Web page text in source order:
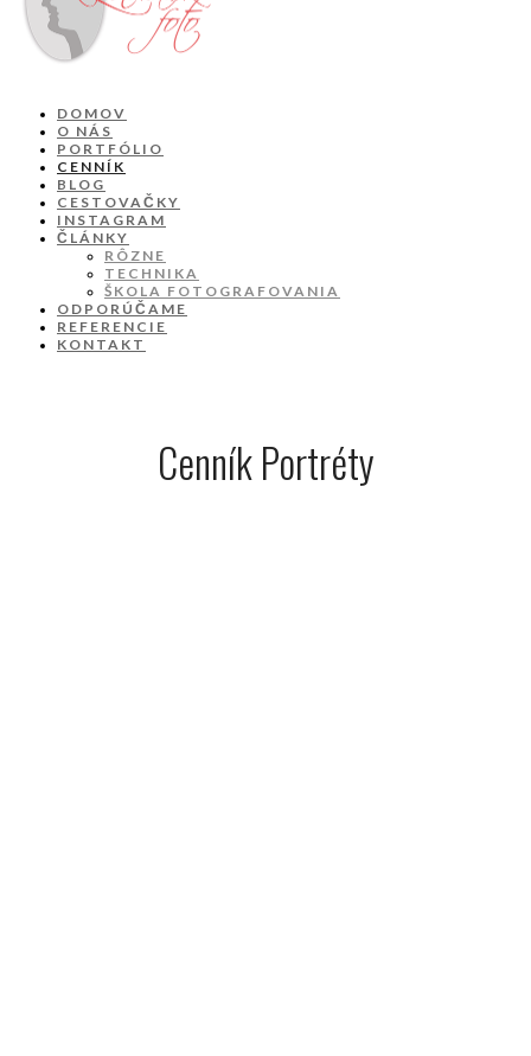
DOMOV
O NÁS
PORTFÓLIO
CENNÍK
BLOG
CESTOVAČKY
INSTAGRAM
ČLÁNKY
RÔZNE
TECHNIKA
ŠKOLA FOTOGRAFOVANIA
ODPORÚČAME
REFERENCIE
KONTAKT
Cenník Portréty